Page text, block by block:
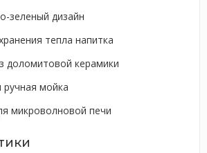
зеленый дизайн
тепла напитка
доломитовой керамики
ручная мойка
микроволновой печи